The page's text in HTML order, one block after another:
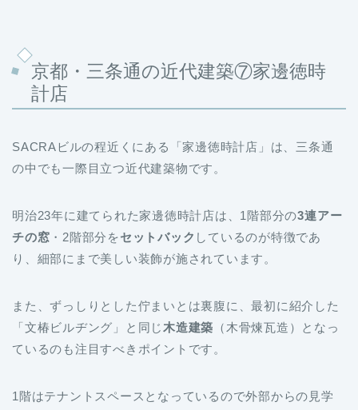
京都・三条通の近代建築⑦家邊徳時
計店
SACRAビルの程近くにある「家邊徳時計店」は、三条通
の中でも一際目立つ近代建築物です。
明治23年に建てられた家邊徳時計店は、1階部分の3連アー
チの窓 ・2階部分をセットバック しているのが特徴であ
り、細部にまで美しい装飾が施されています。
また、ずっしりとした佇まいとは裏腹に、最初に紹介した
「文椿ビルヂング」と同じ木造建築 （木骨煉瓦造）となっ
ているのも注目すべきポイントです。
1階はテナントスペースとなっているので外部からの見学